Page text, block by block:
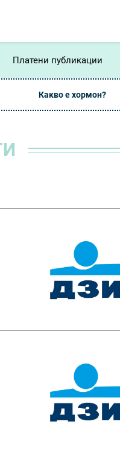
Платени публикации
Какво е хормон?